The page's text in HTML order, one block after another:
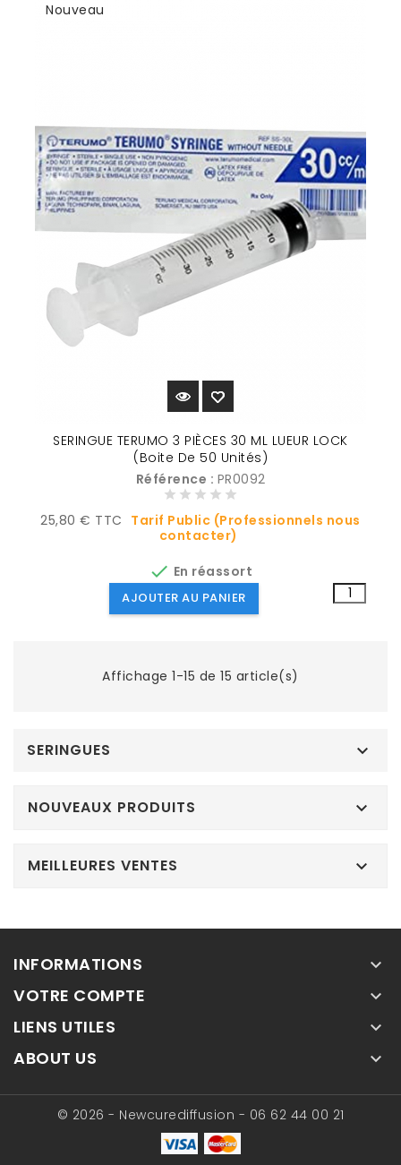
Nouveau
SERINGUE TERUMO 3 PIÈCES 30 ML LUEUR LOCK
(Boite De 50 Unités)
Référence : PR0092
Prix
25,80 € TTC Tarif Public (Professionnels nous
contacter)
 En réassort
AJOUTER AU PANIER
Affichage 1-15 de 15 article(s)
SERINGUES 
NOUVEAUX PRODUITS 
MEILLEURES VENTES 
INFORMATIONS 
VOTRE COMPTE 
LIENS UTILES 
ABOUT US 
© 2026 - Newcurediffusion - 06 62 44 00 21